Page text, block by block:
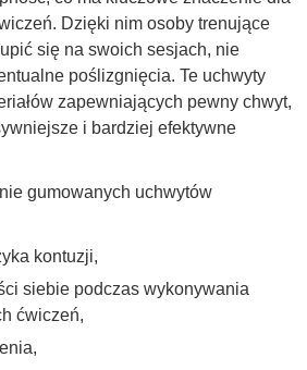
Dzięki nim osoby trenujące
się na swoich sesjach, nie
poślizgnięcia. Te uchwyty
zapewniających pewny chwyt,
i bardziej efektywne
gumowanych uchwytów
kontuzji,
siebie podczas wykonywania
ćwiczeń,